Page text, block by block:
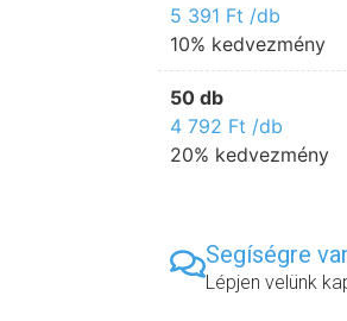
5 391 Ft /db
10% kedvezmény
50 db
4 792 Ft /db
20% kedvezmény
Segíségre
Lépjen velünk